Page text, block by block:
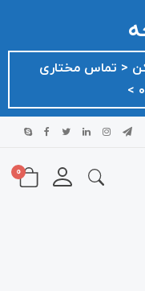
‌< تماس مختاری
0